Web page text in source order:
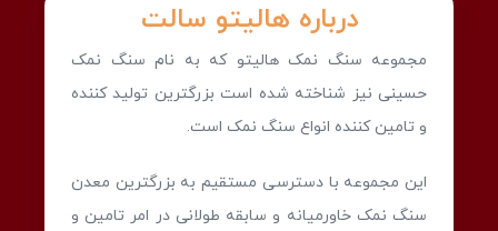
درباره هالیتو سالت
مجموعه سنگ نمک هالیتو که به نام سنگ نمک
حسینی نیز شناخته شده است بزرگترین تولید کننده
و تامین کننده انواع سنگ نمک است.
این مجموعه با دسترسی مستقیم به بزرگترین معدن
سنگ نمک خاورمیانه و سابقه طولانی در امر تامین و